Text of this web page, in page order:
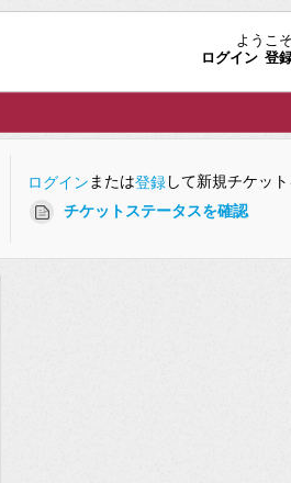
ようこそ
ログイン 登
ログイン または登録して新規チケッ
チケットステータスを確認